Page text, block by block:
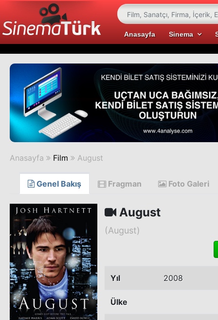
Anasayfa Sinema
Anasayfa Film August
Genel Bakış Fragman Foto Galeri
August
(August)
Yıl 2008
Ülke